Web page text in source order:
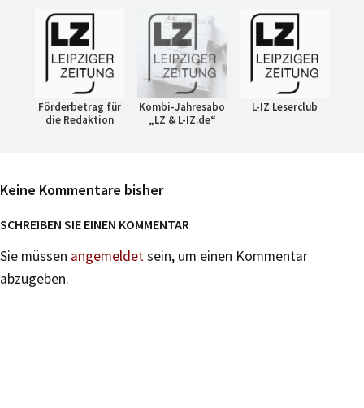
Förderbetrag für
die Redaktion
Kombi-Jahresabo
„LZ & L-IZ.de“
L-IZ Leserclub
Keine Kommentare bisher
SCHREIBEN SIE EINEN KOMMENTAR
Sie müssen angemeldetsein, um einen Kommentar
abzugeben.